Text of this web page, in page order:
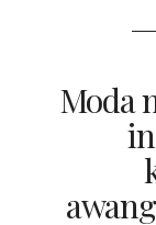
Moda